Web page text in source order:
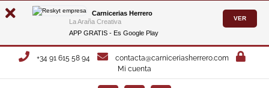
Carnicerias Herrero
La Araña Creativa
APP GRATIS - Es Google Play
VER
Saltar
+34 91 615 58 94
contacta@carniceriasherrero.com
Mi cuenta